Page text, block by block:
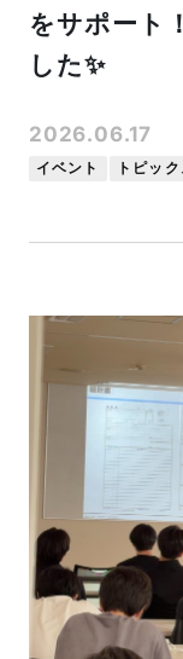
をサポート
した✨
2026.06.17
イベント トピック